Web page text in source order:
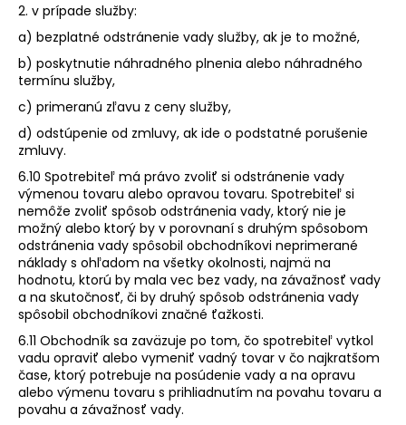
2. v prípade služby:
a) bezplatné odstránenie vady služby, ak je to možné,
b) poskytnutie náhradného plnenia alebo náhradného
termínu služby,
c) primeranú zľavu z ceny služby,
d) odstúpenie od zmluvy, ak ide o podstatné porušenie
zmluvy.
6.10 Spotrebiteľ má právo zvoliť si odstránenie vady
výmenou tovaru alebo opravou tovaru. Spotrebiteľ si
nemôže zvoliť spôsob odstránenia vady, ktorý nie je
možný alebo ktorý by v porovnaní s druhým spôsobom
odstránenia vady spôsobil obchodníkovi neprimerané
náklady s ohľadom na všetky okolnosti, najmä na
hodnotu, ktorú by mala vec bez vady, na závažnosť vady
a na skutočnosť, či by druhý spôsob odstránenia vady
spôsobil obchodníkovi značné ťažkosti.
6.11 Obchodník sa zaväzuje po tom, čo spotrebiteľ vytkol
vadu opraviť alebo vymeniť vadný tovar v čo najkratšom
čase, ktorý potrebuje na posúdenie vady a na opravu
alebo výmenu tovaru s prihliadnutím na povahu tovaru a
povahu a závažnosť vady.